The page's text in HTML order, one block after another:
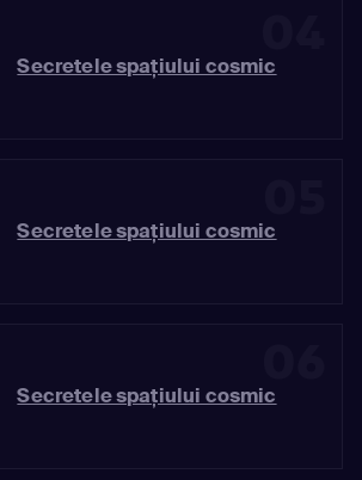
Secretele spaţiului cosmic
Secretele spaţiului cosmic
Secretele spaţiului cosmic